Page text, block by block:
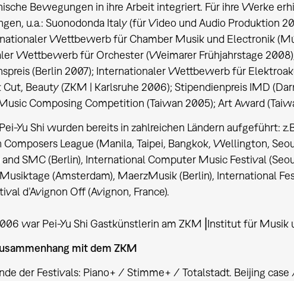
Bewegungen in ihre Arbeit integriert. Für ihre Werke
u.a.: Suonodonda Italy (für Video und Audio Produktion
Wettbewerb für Chamber Musik und Electronik
Wettbewerb für Orchester (Weimarer Frühjahrstage
(Berlin 2007); Internationaler Wettbewerb für
Cut, Beauty (ZKM | Karlsruhe 2006); Stipendienpreis IMD
Composing Competition (Taiwan 2005); Art Award
Yu Shi wurden bereits in zahlreichen Ländern aufgeführt:
Composers League (Manila, Taipei, Bangkok, Wellington,
SMC (Berlin), International Computer Music Festival
(Amsterdam), MaerzMusik (Berlin), International
d’Avignon Off (Avignon, France).
war Pei-Yu Shi Gastkünstlerin am ZKM⎥Institut für Musik
mit dem ZKM
der Festivals: Piano+ / Stimme+ / Totalstadt. Beijing case